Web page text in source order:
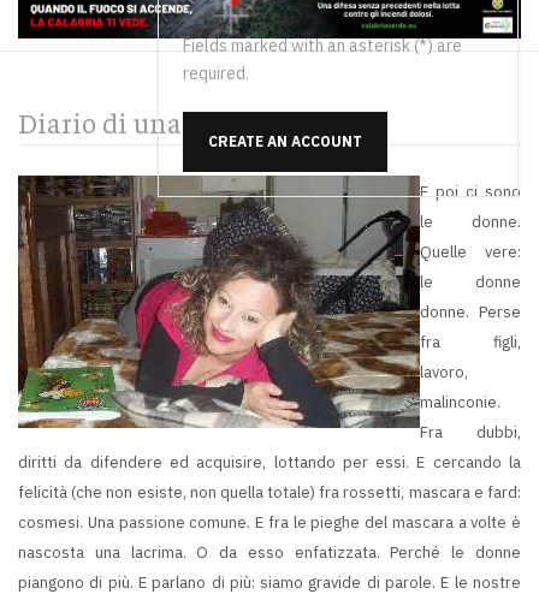
Fields marked with an asterisk (*) are
required.
CREATE AN ACCOUNT
Diario di una donna trafelata
E poi ci sono
le donne.
Quelle vere:
le donne
donne. Perse
fra figli,
lavoro,
malinconie.
Fra dubbi,
diritti da difendere ed acquisire, lottando per essi. E cercando la
felicità (che non esiste, non quella totale) fra rossetti, mascara e fard:
cosmesi. Una passione comune. E fra le pieghe del mascara a volte è
nascosta una lacrima. O da esso enfatizzata. Perché le donne
piangono di più. E parlano di più: siamo gravide di parole. E le nostre